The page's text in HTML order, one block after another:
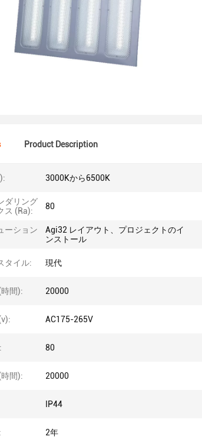
Product Description
3000Kから6500K
ダリング
ス (Ra):
80
ーション
Agi32 レイアウト、プロジェクトのイ
ンストール
タイル: 現代
間): 20000
AC175-265V
80
間): 20000
IP44
2年